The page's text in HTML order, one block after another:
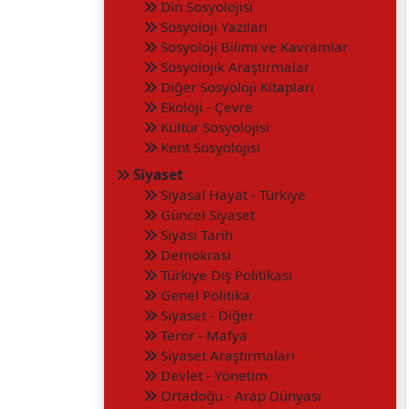
Din Sosyolojisi
Sosyoloji Yazıları
Sosyoloji Bilimi ve Kavramlar
Sosyolojik Araştırmalar
Diğer Sosyoloji Kitapları
Ekoloji - Çevre
Kültür Sosyolojisi
Kent Sosyolojisi
Siyaset
Siyasal Hayat - Türkiye
Güncel Siyaset
Siyasi Tarih
Demokrasi
Türkiye Dış Politikası
Genel Politika
Siyaset - Diğer
Terör - Mafya
Siyaset Araştırmaları
Devlet - Yönetim
Ortadoğu - Arap Dünyası